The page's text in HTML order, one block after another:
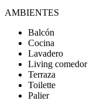
AMBIENTES
Balcón
Cocina
Lavadero
Living comedor
Terraza
Toilette
Palier